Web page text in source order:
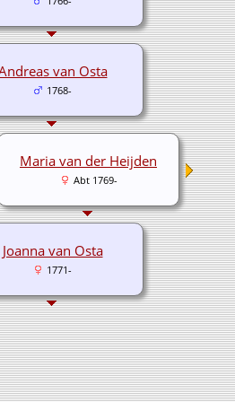
van Osta
1768-
Maria van der Heijden
Abt 1769-
Joanna van Osta
1771-